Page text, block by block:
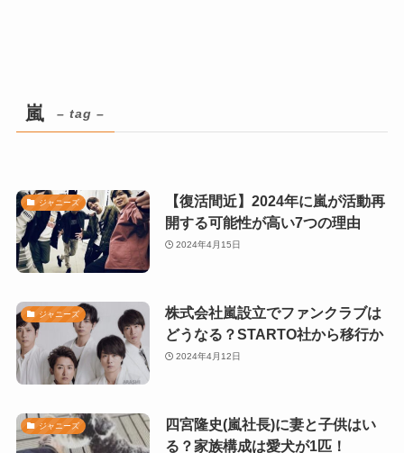
嵐 – tag –
ジャニーズ
【復活間近】2024年に嵐が活動再
開する可能性が高い7つの理由
2024年4月15日
ジャニーズ
株式会社嵐設立でファンクラブは
どうなる？STARTO社から移行か
2024年4月12日
ジャニーズ
四宮隆史(嵐社長)に妻と子供はい
る？家族構成は愛犬が1匹！